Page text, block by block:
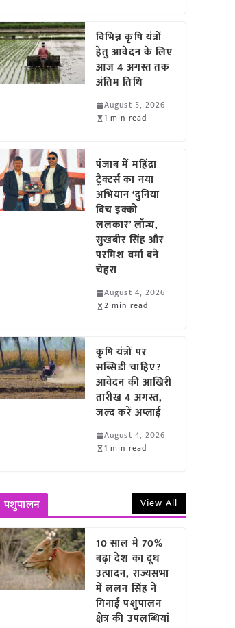
विभिन्न कृषि यंत्रों
हेतु आवेदन के लिए
आज 4 अगस्त तक
अंतिम तिथि
August 5, 2026
1 min read
पंजाब में महिंद्रा
ट्रैक्टर्स का नया
अभियान ‘दुनिया
विच इक्को
ललकार’ लॉन्च,
सुखबीर सिंह और
परमिश वर्मा बने
चेहरा
August 4, 2026
2 min read
कृषि यंत्रों पर
सब्सिडी चाहिए?
आवेदन की आखिरी
तारीख 4 अगस्त,
जल्द करें अप्लाई
August 4, 2026
1 min read
पशुपालन View All
10 साल में 70%
बढ़ा देश का दूध
उत्पादन, राज्यसभा
में ललन सिंह ने
गिनाईं पशुपालन
क्षेत्र की उपलब्धियां